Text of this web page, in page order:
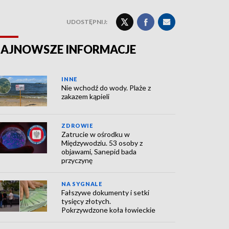
UDOSTĘPNIJ:
INFORMACJE
INNE
Nie wchodź do wody. Plaże z
zakazem kąpieli
ZDROWIE
Zatrucie w ośrodku w
Międzywodziu. 53 osoby z
objawami, Sanepid bada
przyczynę
NA SYGNALE
Fałszywe dokumenty i setki
tysięcy złotych.
Pokrzywdzone koła łowieckie